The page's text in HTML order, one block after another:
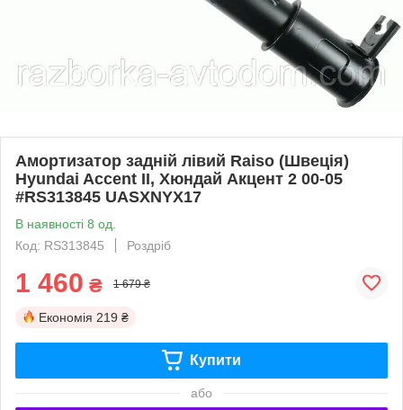
Амортизатор задній лівий Raiso (Швеція)
Hyundai Accent II, Хюндай Акцент 2 00-05
#RS313845 UASXNYX17
В наявності 8 од.
Код: RS313845
Роздріб
1 460 ₴ 1 679 ₴
Економія 219 ₴
Купити
або